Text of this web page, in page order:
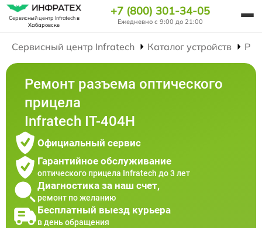
Сервисный центр Infratechв
Хабаровске
+7 (800) 301-34-05
Ежедневно с 9:00 до 21:00
Сервисный центр Infratech Каталог устройств
Ремонт разъема оптического
прицела
Infratech IT-404H
Официальный сервис
Гарантийное обслуживание
оптического прицела Infratech до 3 лет
Диагностика за наш счет,
ремонт по желанию
Бесплатный выезд курьера
в день обращения